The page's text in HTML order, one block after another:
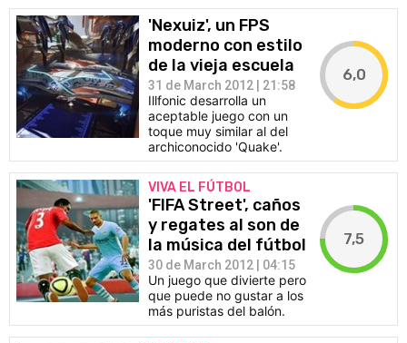
'Nexuiz', un FPS
moderno con estilo
de la vieja escuela
31 de March 2012 | 21:58
Illfonic desarrolla un
aceptable juego con un
toque muy similar al del
archiconocido 'Quake'.
6,0
VIVA EL FÚTBOL
'FIFA Street', caños
y regates al son de
la música del fútbol
30 de March 2012 | 04:15
Un juego que divierte pero
que puede no gustar a los
más puristas del balón.
7,5